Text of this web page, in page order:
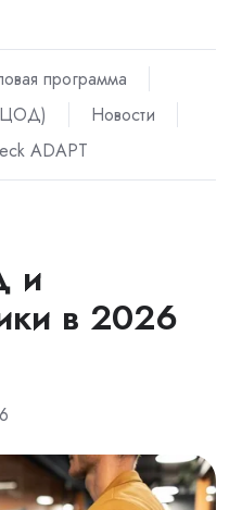
программа
Новости
ADAPT
и
в 2026